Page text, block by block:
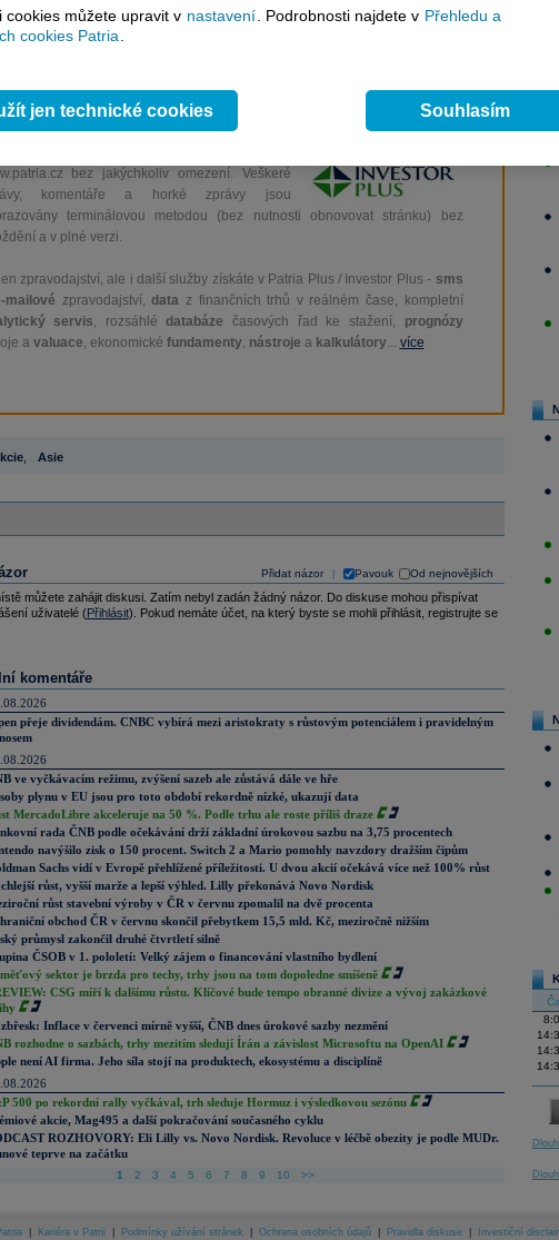
služeb, potom je nutné sePřihlásit.
placeného informačního servisu získáte
bez jakýchkoliv omezení. Veškeré
komentáře a horké zprávy jsou
terminálovou metodou (bez nutnosti obnovovat stránku) bez
a v plné verzi.
zpravodajství, ale i další služby získáte v Patria Plus / Investor Plus - sms
mailové zpravodajství,data z finančních trhů v reálném čase, kompletní
servis, rozsáhlédatabáze časových řad ke stažení,
prognózy
a valuace, ekonomické fundamenty, nástroje a kalkulátory... více
, Asie
Přidat názor Pavouk Od nejnovějších
můžete zahájit diskusi. Zatím nebyl zadán žádný názor. Do diskuse mohou přispívat
uživatelé (Přihlásit). Pokud nemáte účet, na který byste se mohli přihlásit, registrujte se
komentáře
přeje dividendám. CNBC vybírá mezi aristokraty s růstovým potenciálem i pravidelným
ve vyčkávacím režimu, zvýšení sazeb ale zůstává dále ve hře
plynu v EU jsou pro toto období rekordně nízké, ukazují data
MercadoLibre akceleruje na 50 %. Podle trhu ale roste příliš draze
rada ČNB podle očekávání drží základní úrokovou sazbu na 3,75 procentech
navýšilo zisk o 150 procent. Switch 2 a Mario pomohly navzdory dražším čipům
Sachs vidí v Evropě přehlížené příležitosti. U dvou akcií očekává více než 100% růst
růst, vyšší marže a lepší výhled. Lilly překonává Novo Nordisk
růst stavební výroby v ČR v červnu zpomalil na dvě procenta
obchod ČR v červnu skončil přebytkem 15,5 mld. Kč, meziročně nižším
průmysl zakončil druhé čtvrtletí silně
ČSOB v 1. pololetí: Velký zájem o financování vlastního bydlení
sektor je brzda pro techy, trhy jsou na tom dopoledne smíšeně
CSG míří k dalšímu růstu. Klíčové bude tempo obranné divize a vývoj zakázkové
Inflace v červenci mírně vyšší, ČNB dnes úrokové sazby nezmění
rozhodne o sazbách, trhy mezitím sledují Írán a závislost Microsoftu na OpenAI
není AI firma. Jeho síla stojí na produktech, ekosystému a disciplíně
500 po rekordní rally vyčkával, trh sleduje Hormuz i výsledkovou sezónu
akcie, Mag495 a další pokračování současného cyklu
ROZHOVORY: Eli Lilly vs. Novo Nordisk. Revoluce v léčbě obezity je podle MUDr.
teprve na začátku
1 2 3 4 5 6 7 8 9 10 >>
Kariéra v Patrii Podmínky užívání stránek Ochrana osobních údajů Pravidla diskuse Investiční
cookies můžete upravit v nastavení. Podrobnosti najdete v Přehledu a
cookies Patria.
jen technické cookies Souhlasím